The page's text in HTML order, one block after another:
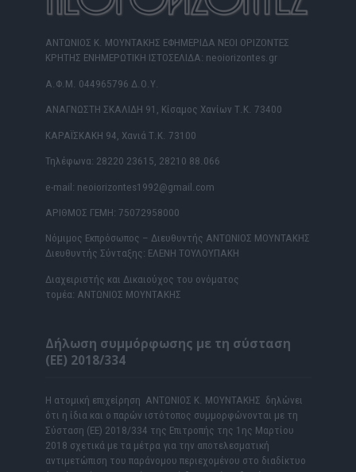
ΑΝΤΩΝΙΟΣ Κ. ΜΟΥΝΤΑΚΗΣ ΕΦΗΜΕΡΙΔΑ ΝΕΟΙ ΟΡΙΖΟΝΤΕΣ
ΚΡΗΤΗΣ ΕΝΗΜΕΡΩΤΙΚΗ ΙΣΤΟΣΕΛΙΔΑ: neoiorizontes.gr
Α.Φ.Μ. 044965796 Δ.Ο.Υ.
ΑΝΑΓΝΩΣΤΗ ΣΚΑΛΙΔΗ 91, Κίσαμος Χανίων Τ.Κ. 73400
ΚΑΡΑΪΣΚΑΚΗ 94, Χανιά Τ.Κ. 73100
Τηλέφωνα: 28220 23615, 28210 88.066
e-mail: neoiorizontes1992@gmail.com
ΑΡΙΘΜΟΣ ΓΕΜΗ: 75072958000
Νόμιμος Εκπρόσωπος – Διευθυντής ΑΝΤΩΝΙΟΣ ΜΟΥΝΤΑΚΗΣ
Διευθυντής Σύνταξης: ΕΛΕΝΗ ΤΟΥΛΟΥΠΑΚΗ
Διαχειριστής και Δικαιούχος του ονόματος
τομέα: ΑΝΤΩΝΙΟΣ ΜΟΥΝΤΑΚΗΣ
Δήλωση συμμόρφωσης με τη σύσταση
(ΕΕ) 2018/334
Η ατομική επιχείρηση ΑΝΤΩΝΙΟΣ Κ. ΜΟΥΝΤΑΚΗΣ δηλώνει
ότι η ίδια και ο παρών ιστότοπος συμμορφώνονται με τη
Σύσταση (ΕΕ) 2018/334 της Επιτροπής της 1ης Μαρτίου
2018 σχετικά με τα μέτρα για την αποτελεσματική
αντιμετώπιση του παράνομου περιεχομένου στο διαδίκτυο